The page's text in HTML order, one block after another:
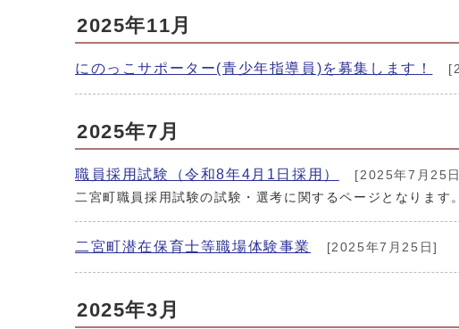
2025年11月
にのっこサポーター(青少年指導員)を募集します！
2025年7月
職員採用試験（令和8年4月1日採用）
[2025年7月25
二宮町職員採用試験の試験・選考に関するページとなります。
二宮町潜在保育士等職場体験事業 [2025年7月25日]
2025年3月